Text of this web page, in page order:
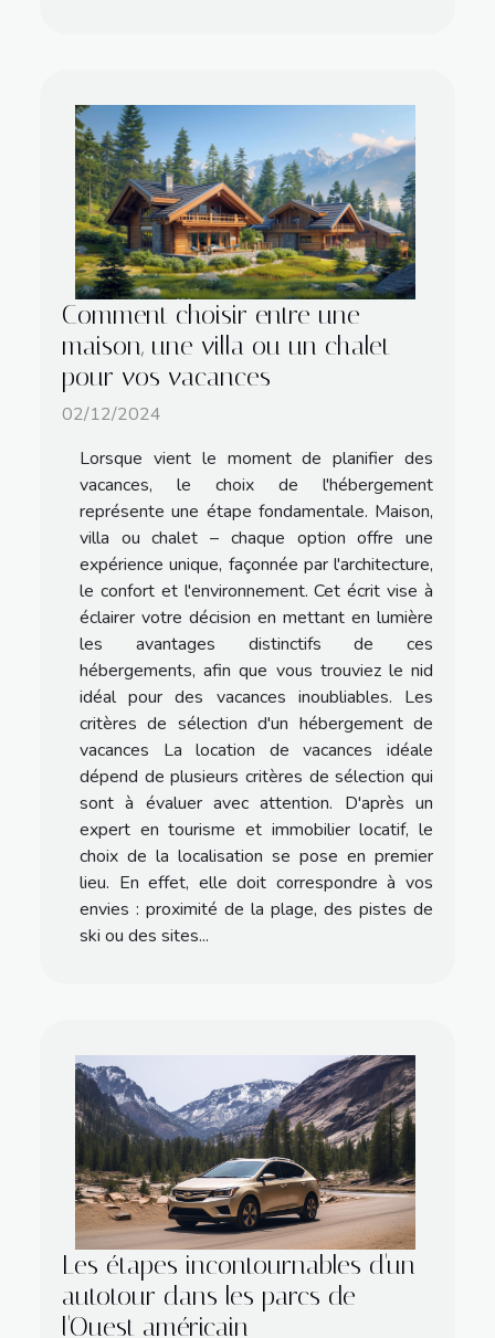
Comment choisir entre une
maison, une villa ou un chalet
pour vos vacances
02/12/2024
Lorsque vient le moment de planifier des
vacances, le choix de l'hébergement
représente une étape fondamentale. Maison,
villa ou chalet – chaque option offre une
expérience unique, façonnée par l'architecture,
le confort et l'environnement. Cet écrit vise à
éclairer votre décision en mettant en lumière
les avantages distinctifs de ces
hébergements, afin que vous trouviez le nid
idéal pour des vacances inoubliables. Les
critères de sélection d'un hébergement de
vacances La location de vacances idéale
dépend de plusieurs critères de sélection qui
sont à évaluer avec attention. D'après un
expert en tourisme et immobilier locatif, le
choix de la localisation se pose en premier
lieu. En effet, elle doit correspondre à vos
envies : proximité de la plage, des pistes de
ski ou des sites...
Les étapes incontournables d'un
autotour dans les parcs de
l'Ouest américain